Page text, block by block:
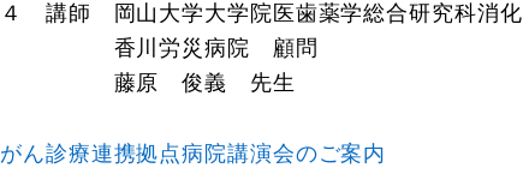
４ 講師 岡山大学大学院医歯薬学総合研究科消
香川労災病院 顧問
藤原 俊義 先生
がん診療連携拠点病院講演会のご案内